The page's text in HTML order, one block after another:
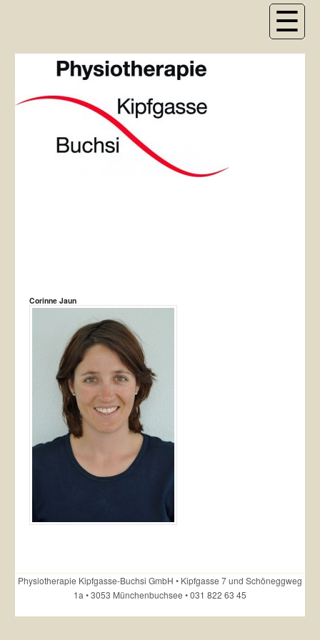
Corinne Jaun
Physiotherapie Kipfgasse-Buchsi GmbH • Kipfgasse 7 und Schöneggweg
1a • 3053 Münchenbuchsee • 031 822 63 45